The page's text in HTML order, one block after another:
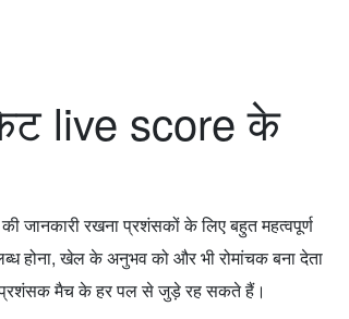
live score के
जानकारी रखना प्रशंसकों के लिए बहुत महत्वपूर्ण
होना, खेल के अनुभव को और भी रोमांचक बना देता
मैच के हर पल से जुड़े रह सकते हैं।